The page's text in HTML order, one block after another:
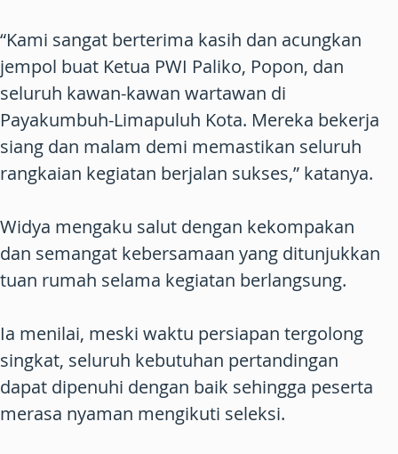
“Kami sangat berterima kasih dan acungkan
jempol buat Ketua PWI Paliko, Popon, dan
seluruh kawan-kawan wartawan di
Payakumbuh-Limapuluh Kota. Mereka bekerja
siang dan malam demi memastikan seluruh
rangkaian kegiatan berjalan sukses,” katanya.
Widya mengaku salut dengan kekompakan
dan semangat kebersamaan yang ditunjukkan
tuan rumah selama kegiatan berlangsung.
Ia menilai, meski waktu persiapan tergolong
singkat, seluruh kebutuhan pertandingan
dapat dipenuhi dengan baik sehingga peserta
merasa nyaman mengikuti seleksi.